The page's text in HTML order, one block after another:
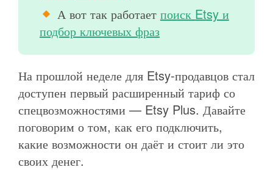
А вот так работает поиск Etsy и
подбор ключевых фраз
На прошлой неделе для Etsy-продавцов стал
доступен первый расширенный тариф со
спецвозможностями — Etsy Plus. Давайте
поговорим о том, как его подключить,
какие возможности он даёт и стоит ли это
своих денег.